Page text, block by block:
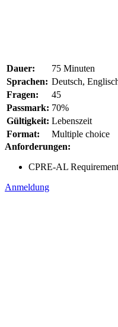
Dauer:
75 Minuten
Sprachen: Deutsch,
Fragen:
45
Passmark: 70%
Gültigkeit: Lebenszeit
Format:
Multiple choice
Anforderungen:
CPRE-AL
Anmeldung